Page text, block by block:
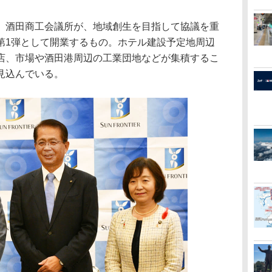
田商工会議所が、地域創生を目指して協議を重
弾として開業するもの。ホテル建設予定地周辺
市場や酒田港周辺の工業団地などが集積するこ
んでいる。